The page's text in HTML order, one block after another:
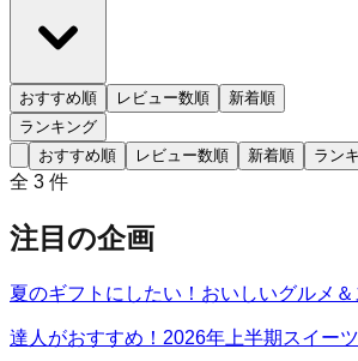
おすすめ順 レビュー数順
新着順
ランキング
おすすめ順
レビュー数順 新着順 ラン
全 3 件
注目の企画
夏のギフトにしたい！おいしいグルメ
達人がおすすめ！2026年上半期スイー